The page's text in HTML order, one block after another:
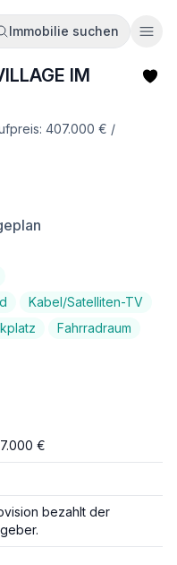
Immobilie suchen
IM
407.000 € /
Kabel/Satelliten-TV
Fahrradraum
€
bezahlt der